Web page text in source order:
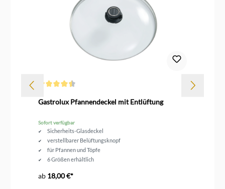
Gastrolux Pfannendeckel mit Entlüftung
Sofort verfügbar
Sicherheits-Glasdeckel
verstellbarer Belüftungsknopf
für Pfannen und Töpfe
6 Größen erhältlich
ab 18,00 €*